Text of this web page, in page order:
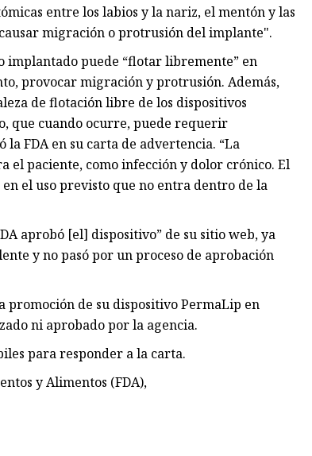
entre los labios y la nariz, el mentón y las
migración o protrusión del implante".
implantado puede “flotar libremente” en
provocar migración y protrusión. Además,
de flotación libre de los dispositivos
que cuando ocurre, puede requerir
FDA en su carta de advertencia. “La
paciente, como infección y dolor crónico. El
el uso previsto que no entra dentro de la
aprobó [el] dispositivo” de su sitio web, ya
y no pasó por un proceso de aprobación
promoción de su dispositivo PermaLip en
ni aprobado por la agencia.
para responder a la carta.
y Alimentos (FDA),